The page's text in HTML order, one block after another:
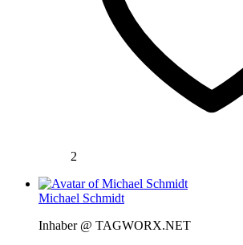
2
Michael Schmidt
Inhaber @ TAGWORX.NET